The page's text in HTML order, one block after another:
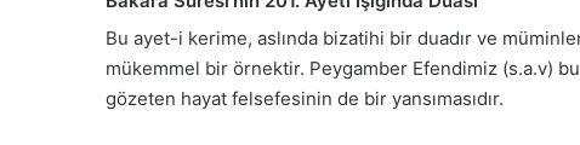
Bu ayet-i kerime, aslında bizatihi bir duadır ve
mükemmel bir örnektir. Peygamber Efendimiz (s.a.v)
gözeten hayat felsefesinin de bir yansımasıdır.